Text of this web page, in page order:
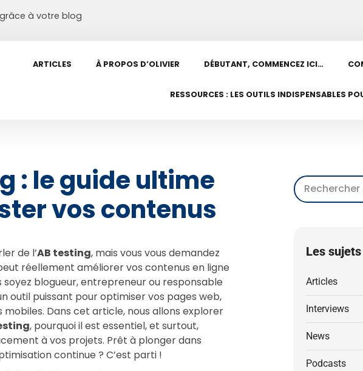
à votre blog
ARTICLES À PROPOS D’OLIVIER DÉBUTANT, COMMENCEZ ICI…
RESSOURCES : LES OUTILS INDISPENSABLES
: le guide ultime
vos contenus
de l’AB testing, mais vous vous demandez
réellement améliorer vos contenus en ligne
soyez blogueur, entrepreneur ou responsable
outil puissant pour optimiser vos pages web,
Dans cet article, nous allons explorer
, pourquoi il est essentiel, et surtout,
à vos projets. Prêt à plonger dans
continue ? C’est parti !
Les sujets
Articles
Interviews
News
Podcasts